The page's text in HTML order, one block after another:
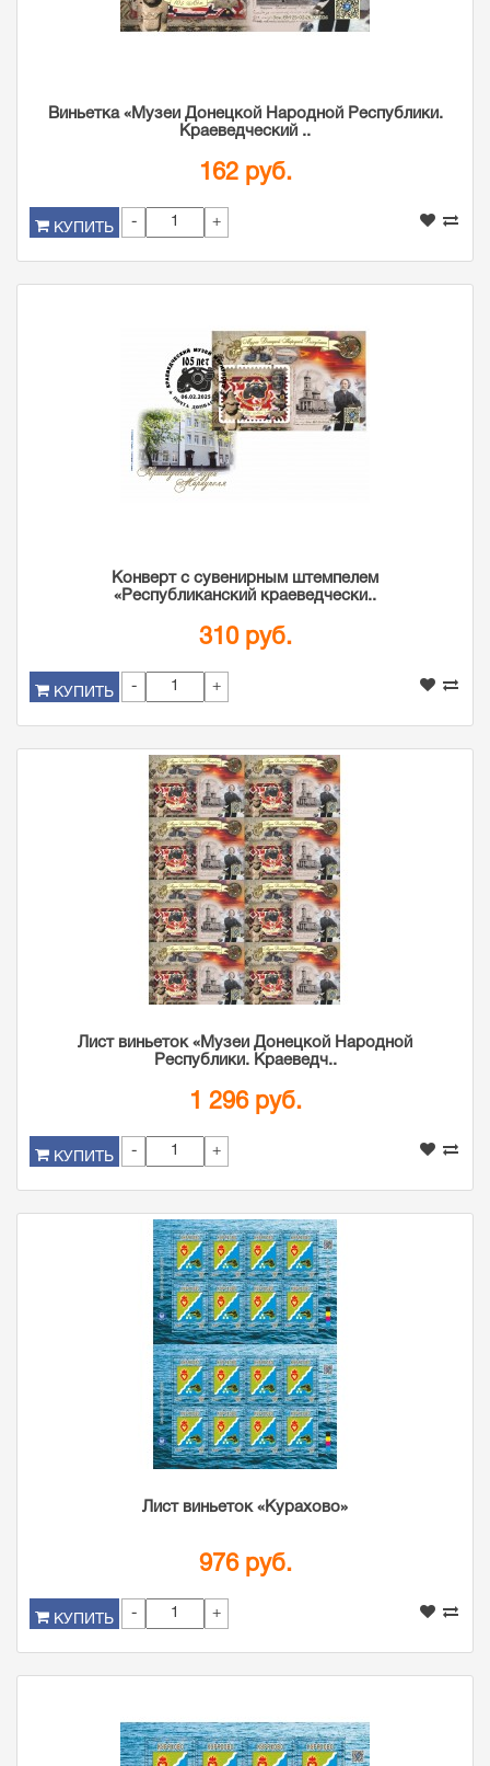
Виньетка «Музеи Донецкой Народной Республики.
Краеведческий ..
162 руб.
КУПИТЬ - +
Конверт с сувенирным штемпелем
«Республиканский краеведчески..
310 руб.
КУПИТЬ - +
Лист виньеток «Музеи Донецкой Народной
Республики. Краеведч..
1 296 руб.
КУПИТЬ - +
Лист виньеток «Курахово»
976 руб.
КУПИТЬ - +